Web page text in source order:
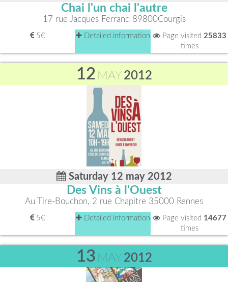
Chai l'un chai l'autre
17 rue Jacques Ferrand 89800Courgis
5€ Detailed information Page visited 25833
times
12 MAY 2012
Saturday 12 may 2012
Des Vins à l'Ouest
Au Tire-Bouchon, 2 rue Chapitre 35000 Rennes
5€ Detailed information Page visited 14677
times
13 MAY 2012